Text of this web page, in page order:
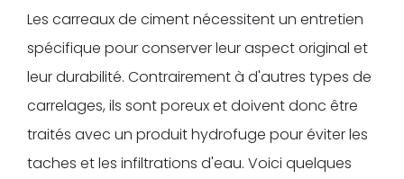
Les carreaux de ciment nécessitent un entretien
spécifique pour conserver leur aspect original et
leur durabilité. Contrairement à d'autres types de
carrelages, ils sont poreux et doivent donc être
traités avec un produit hydrofuge pour éviter les
taches et les infiltrations d'eau. Voici quelques